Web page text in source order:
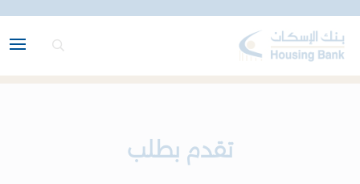
تقدم بطلب